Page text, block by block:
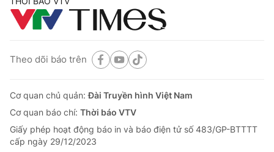
Theo dõi báo trên
Cơ quan chủ quản:Đài Truyền hình Việt Nam
Cơ quan báo chí: Thời báo VTV
Giấy phép hoạt động báo in và báo điện tử số 483/GP-BTTTT
cấp ngày 29/12/2023